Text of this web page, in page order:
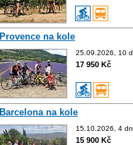
Provence na kole
25.09.2026, 10
17 950 Kč
Barcelona na kole
15.10.2026, 4
15 900 Kč